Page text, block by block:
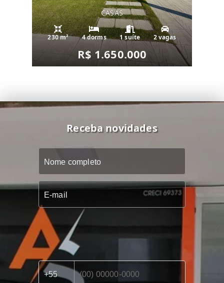
CASAS
230 m² 4 dorms 1 suíte 2 vagas
R$ 1.650.000
Receba novidades